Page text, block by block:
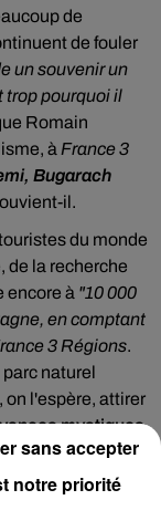
de
de fouler
un souvenir un
trop pourquoi il
Romain
à France 3
Bugarach
il.
du monde
de la recherche
encore à "10 000
en comptant
3 Régions.
naturel
on l'espère, attirer
mystiques
notre priorité
sans accepter